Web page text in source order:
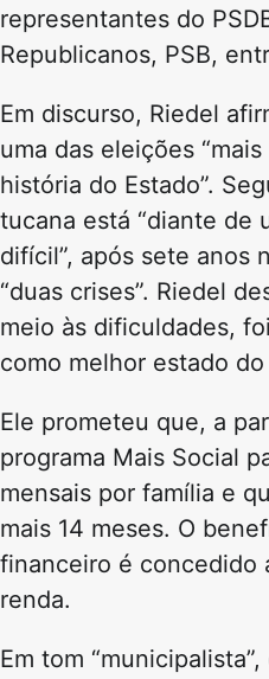
representantes do
Republicanos, PSB,
Em discurso, Riedel
uma das eleições
história do Estado”.
tucana está “diante de
difícil”, após sete anos
“duas crises”. Riedel
meio às dificuldades,
como melhor estado do
Ele prometeu que, a
programa Mais Social
mensais por família e
mais 14 meses. O
financeiro é concedido
renda.
Em tom